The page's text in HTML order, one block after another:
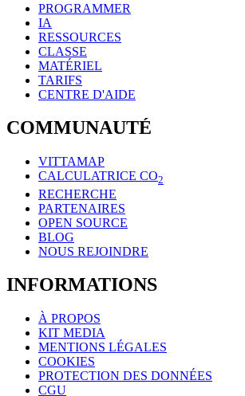
PROGRAMMER
IA
RESSOURCES
CLASSE
MATÉRIEL
TARIFS
CENTRE D'AIDE
COMMUNAUTÉ
VITTAMAP
CALCULATRICE CO2
RECHERCHE
PARTENAIRES
OPEN SOURCE
BLOG
NOUS REJOINDRE
INFORMATIONS
À PROPOS
KIT MEDIA
MENTIONS LÉGALES
COOKIES
PROTECTION DES DONNÉES
CGU